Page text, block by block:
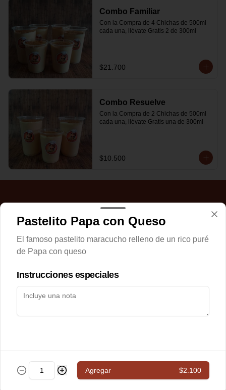
Combo Familiar
Con la Compra de 4 Chichas de 500ml
cada una, llévate Gratis 2 de 300ml
$21.700
Combo Resuelve
Con la Compra de 2 Chichas de 500ml
cada una, llévate Gratis una de 300ml
$10.500
Conócenos
Redes sociales
Pastelito Papa con Queso
El famoso pastelito maracucho relleno de un rico puré
de Papa con queso
Instrucciones especiales
Agregar $2.100